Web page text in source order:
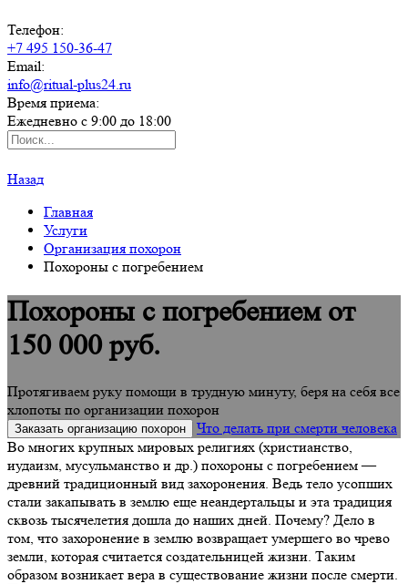
Телефон:
+7 495 150-36-47
Email:
info@ritual-plus24.ru
Время приема:
Ежедневно с 9:00 до 18:00
Назад
Главная
Услуги
Организация похорон
Похороны с погребением
Похороны с погребением от
150 000 руб.
Протягиваем руку помощи в трудную минуту, беря на себя все
хлопоты по организации похорон
Заказать организацию похорон
Что делать при смерти человека
Во многих крупных мировых религиях (христианство,
иудаизм, мусульманство и др.) похороны с погребением —
древний традиционный вид захоронения. Ведь тело усопших
стали закапывать в землю еще неандертальцы и эта традиция
сквозь тысячелетия дошла до наших дней. Почему? Дело в
том, что захоронение в землю возвращает умершего во чрево
земли, которая считается создательницей жизни. Таким
образом возникает вера в существование жизни после смерти.